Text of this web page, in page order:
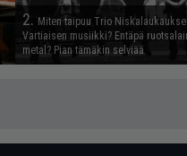
2. Miten taipuu Trio
Vartiaisen musiikki? Entäpä
metal? Pian tämäkin selviää